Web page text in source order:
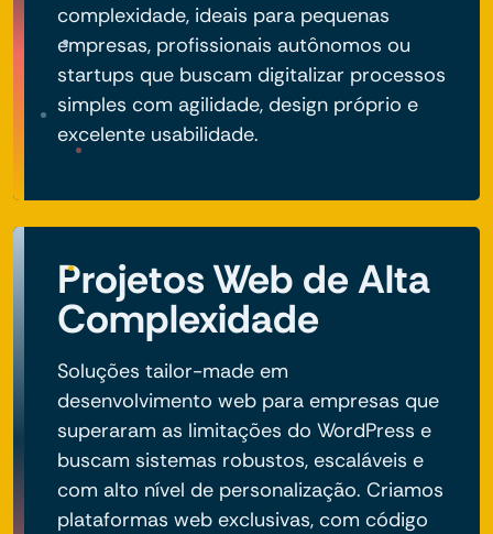
complexidade, ideais para pequenas
empresas, profissionais autônomos ou
startups que buscam digitalizar processos
simples com agilidade, design próprio e
excelente usabilidade.
Projetos Web de Alta
Complexidade
Soluções tailor-made em
desenvolvimento web para empresas que
superaram as limitações do WordPress e
buscam sistemas robustos, escaláveis e
com alto nível de personalização. Criamos
plataformas web exclusivas, com código